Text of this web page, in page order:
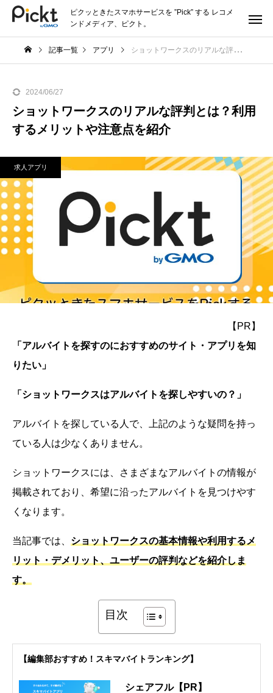
ピクッときたスマホサービスを ”Pick” する レコメ
ンドメディア、ピクト。
記事一覧 アプリ ショットワークスのリアルな評判とは？利用するメリットや注意点を紹介
2024/06/27
ショットワークスのリアルな評判とは？利用
するメリットや注意点を紹介
求人アプリ
【PR】
「アルバイトを探すのにおすすめのサイト・アプリを知
りたい」
「ショットワークスはアルバイトを探しやすいの？」
アルバイトを探している人で、上記のような疑問を持っ
ている人は少なくありません。
ショットワークスには、さまざまなアルバイトの情報が
掲載されており、希望に沿ったアルバイトを見つけやす
くなります。
当記事では、 ショットワークスの基本情報や利用するメ
リット・デメリット、ユーザーの評判などを紹介しま
す。
目次
【編集部おすすめ！スキマバイトランキング】
シェアフル【PR】